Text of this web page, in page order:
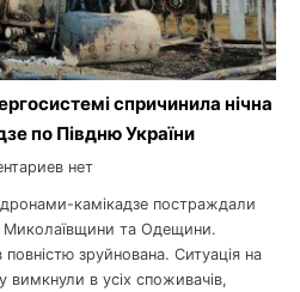
спричинила нічна
по Півдню України
нет
дронами-камікадзе постраждали
Миколаївщини та Одещини.
повністю зруйнована. Ситуація на
в усіх споживачів,